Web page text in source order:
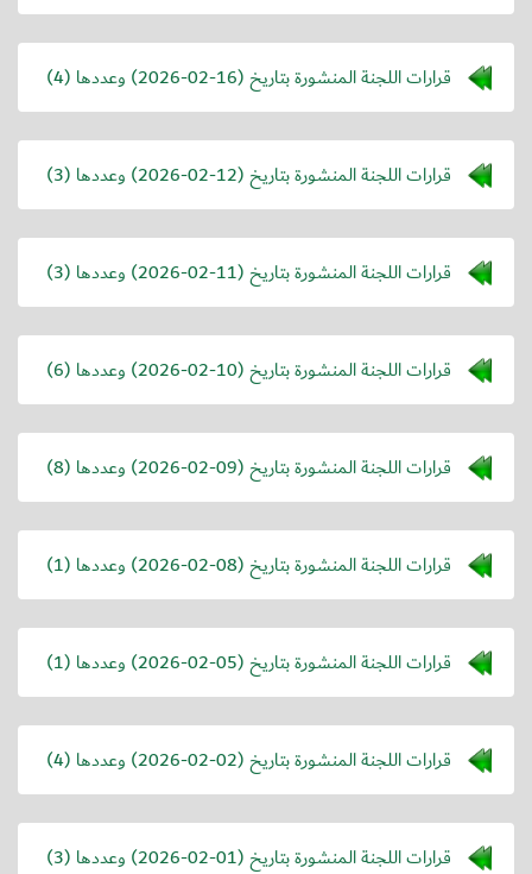
قرارات اللجنة المنشورة بتاريخ (2026-02-16) وعددها (4)
قرارات اللجنة المنشورة بتاريخ (2026-02-12) وعددها (3)
قرارات اللجنة المنشورة بتاريخ (2026-02-11) وعددها (3)
قرارات اللجنة المنشورة بتاريخ (2026-02-10) وعددها (6)
قرارات اللجنة المنشورة بتاريخ (2026-02-09) وعددها (8)
قرارات اللجنة المنشورة بتاريخ (2026-02-08) وعددها (1)
قرارات اللجنة المنشورة بتاريخ (2026-02-05) وعددها (1)
قرارات اللجنة المنشورة بتاريخ (2026-02-02) وعددها (4)
قرارات اللجنة المنشورة بتاريخ (2026-02-01) وعددها (3)